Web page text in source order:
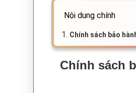
Nội dung chính
1. Chính sách bảo
Chính sách